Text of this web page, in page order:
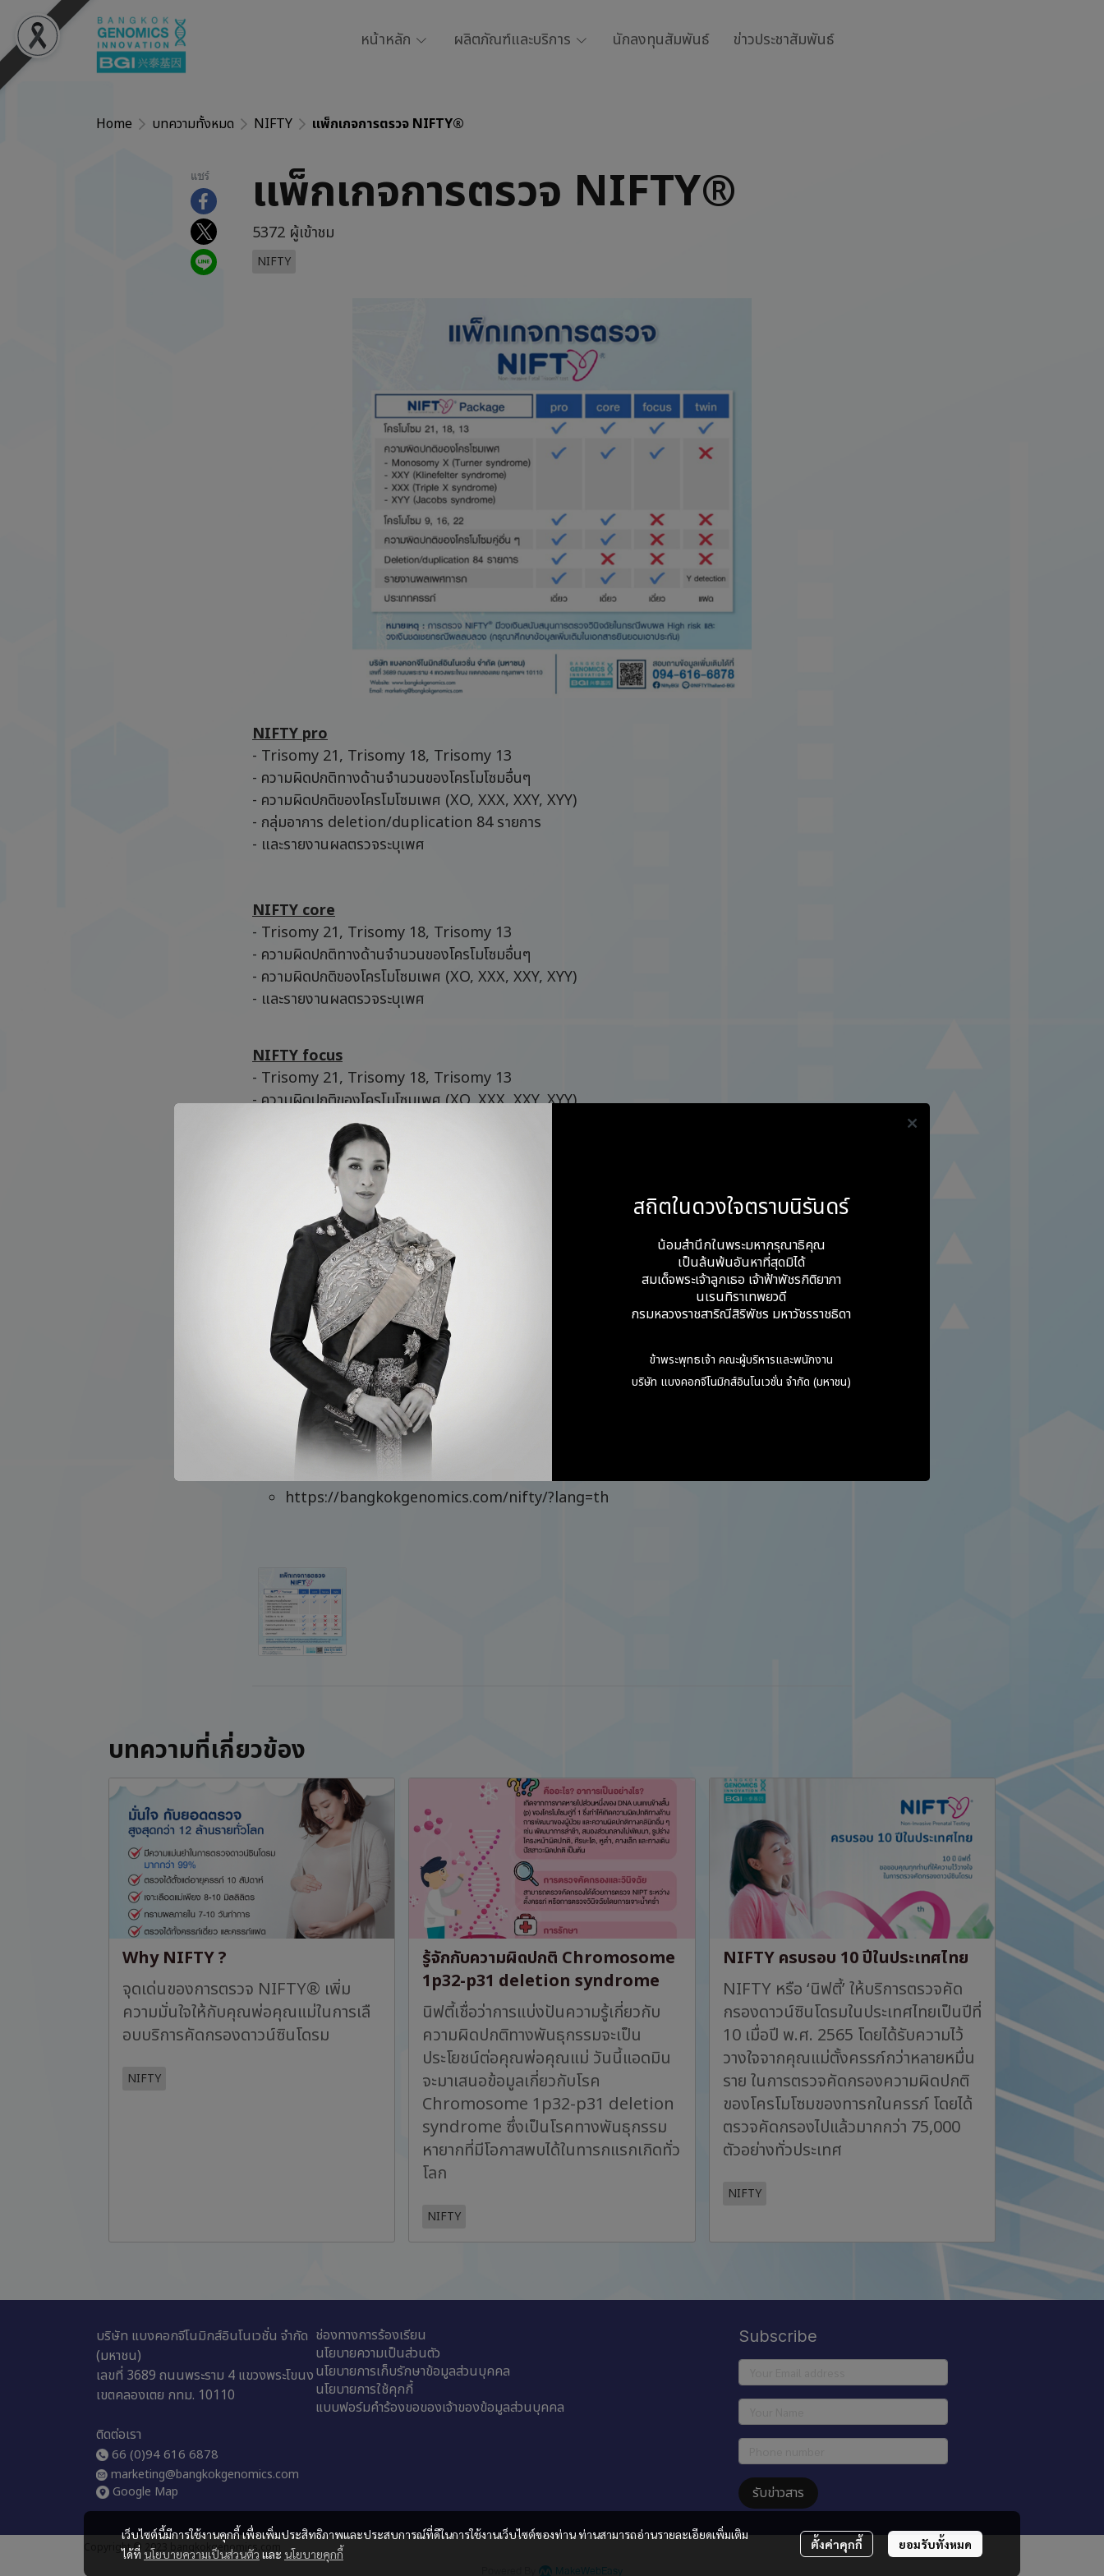
หน้าหลัก ผลิตภัณฑ์และบริการ นักลงทุนสัมพันธ์ ข่าวประชาสัมพันธ์
Home บทความทั้งหมด NIFTY แพ็กเกจการตรวจ NIFTY®
แชร์ แพ็กเกจการตรวจ NIFTY®
5372 ผู้เข้าชม
NIFTY
NIFTY pro
- Trisomy 21, Trisomy 18, Trisomy 13
- ความผิดปกติทางด้านจำนวนของโครโมโซมอื่นๆ
- ความผิดปกติของโครโมโซมเพศ (XO, XXX, XXY, XYY)
- กลุ่มอาการ deletion/duplication 84 รายการ
- และรายงานผลตรวจระบุเพศ
NIFTY core
- Trisomy 21, Trisomy 18, Trisomy 13
- ความผิดปกติทางด้านจำนวนของโครโมโซมอื่นๆ
- ความผิดปกติของโครโมโซมเพศ (XO, XXX, XXY, XYY)
- และรายงานผลตรวจระบุเพศ
NIFTY focus
- Trisomy 21, Trisomy 18, Trisomy 13
- ความผิดปกติของโครโมโซมเพศ (XO, XXX, XXY, XYY)
- และรายงานผลตรวจระบุเพศ
NIFTY twin
- Trisomy 21, Trisomy 18, Trisomy 13
- และการตรวจพบโครโมโซม Y
มีประกันผลการตรวจทั้งในกรณี High risk และ false negative
*กรุณาศึกษาข้อมูลเพิ่มเติมในเอกสารยืนยันการขอตรวจและเอกสารยินยอมเอาประกัน
"ปัจจุบันมีผู้รับบริการตรวจแล้วกว่า 12 ล้านรายจากทั่วโลก"
สอบถามและรับบริการตรวจ ณ สถานพยาบาลทั่วประเทศ (ราคาขึ้นกับสถานพยาบาลแต่ละแห่ง)
Line Official: https://lin.ee/xXUMS5k
Call: 094-616-6878
https://bangkokgenomics.com/nifty/?lang=th
บทความที่เกี่ยวข้อง
Why NIFTY ?
จุดเด่นของการตรวจ NIFTY® เพิ่ม
ความมั่นใจให้กับคุณพ่อคุณแม่ในการเลื
อบบริการคัดกรองดาวน์ซินโดรม
NIFTY
รู้จักกับความผิดปกติ Chromosome
1p32-p31 deletion syndrome
นิฟตี้เชื่อว่าการแบ่งปันความรู้เกี่ยวกับ
ความผิดปกติทางพันธุกรรมจะเป็น
ประโยชน์ต่อคุณพ่อคุณแม่ วันนี้แอดมิน
จะมาเสนอข้อมูลเกี่ยวกับโรค
Chromosome 1p32-p31 deletion
syndrome ซึ่งเป็นโรคทางพันธุกรรม
หายากที่มีโอกาสพบได้ในทารกแรกเกิดทั่ว
โลก
NIFTY
NIFTY ครบรอบ 10 ปีในประเทศไทย
NIFTY หรือ ‘นิฟตี้’ ให้บริการตรวจคัด
กรองดาวน์ซินโดรมในประเทศไทยเป็นปีที่
10 เมื่อปี พ.ศ. 2565 โดยได้รับความไว้
วางใจจากคุณแม่ตั้งครรภ์กว่าหลายหมื่น
ราย ในการตรวจคัดกรองความผิดปกติ
ของโครโมโซมของทารกในครรภ์ โดยได้
ตรวจคัดกรองไปแล้วมากกว่า 75,000
ตัวอย่างทั่วประเทศ
NIFTY
เว็บไซต์นี้มีการใช้งานคุกกี้ เพื่อเพิ่มประสิทธิภาพและประสบการณ์ที่ดีในการใช้งานเว็บไซต์ของท่าน ท่านสามารถอ่านรายละเอียดเพิ่มเติม
ได้ที่ นโยบายความเป็นส่วนตัว และ นโยบายคุกกี้
ตั้งค่าคุกกี้ ยอมรับทั้งหมด
บริษัท แบงคอกจีโนมิกส์อินโนเวชั่น จำกัด
(มหาชน)
เลขที่ 3689 ถนนพระราม 4 แขวงพระโขนง
เขตคลองเตย กทม. 10110
ติดต่อเรา
66 (0)94 616 6878
marketing@bangkokgenomics.com
Google Map
ช่องทางการร้องเรียน
นโยบายความเป็นส่วนตัว
นโยบายการเก็บรักษาข้อมูลส่วนบุคคล
นโยบายการใช้คุกกี้
แบบฟอร์มคำร้องขอของเจ้าของข้อมูลส่วนบุคคล
Subscribe
รับข่าวสาร
Copyright © 2023 bangkokgenomics.com
MakeWebEasy
สถิตในดวงใจตราบนิรันดร์
น้อมสำนึกในพระมหากรุณาธิคุณ
เป็นล้นพ้นอันหาที่สุดมิได้
สมเด็จพระเจ้าลูกเธอ เจ้าฟ้าพัชรกิติยาภา
นเรนทิราเทพยวดี
กรมหลวงราชสาริณีสิริพัชร มหาวัชรราชธิดา
ข้าพระพุทธเจ้า คณะผู้บริหารและพนักงาน
บริษัท แบงคอกจีโนมิกส์อินโนเวชั่น จำกัด (มหาชน)